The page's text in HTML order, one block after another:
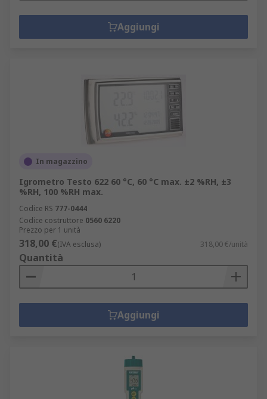
Aggiungi
In magazzino
Igrometro Testo 622 60 °C, 60 °C max. ±2 %RH, ±3
%RH, 100 %RH max.
Codice RS 777-0444
Codice costruttore 0560 6220
Prezzo per 1 unità
318,00 €(IVA esclusa) 318,00 €/unità
Quantità
Aggiungi